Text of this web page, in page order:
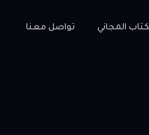
المجاني تواصل معنا